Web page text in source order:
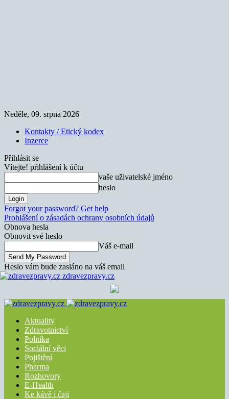
Neděle, 09. srpna 2026
Kontakty / Etický kodex
Inzerce
Přihlásit se
Vítejte! přihlášení k účtu
vaše uživatelské jméno
heslo
Forgot your password? Get help
Prohlášení o zásadách ochrany osobních údajů
Obnova hesla
Obnovit své heslo
Váš e-mail
Heslo vám bude zasláno na váš email
zdravezpravy.cz
Aktuality
Zdravotnictví
Politika
Sociální věci
Pojištění
Pharma
Rozhovory
E-Health
Ke kávě i čaji